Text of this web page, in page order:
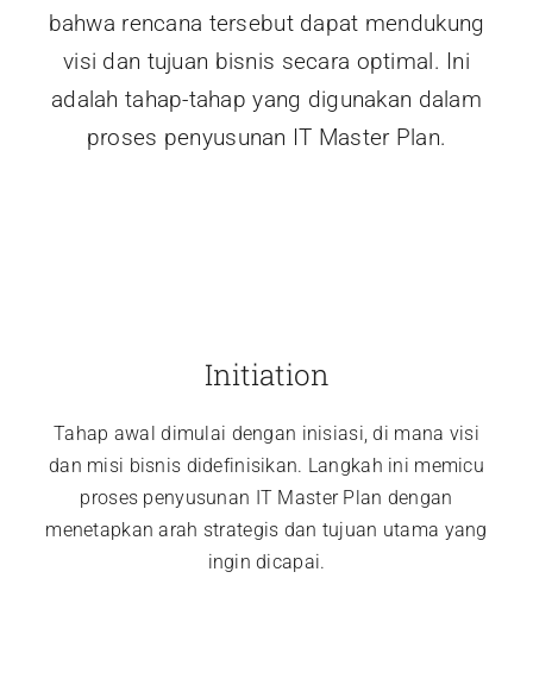
bahwa rencana tersebut dapat mendukung
visi dan tujuan bisnis secara optimal. Ini
adalah tahap-tahap yang digunakan dalam
proses penyusunan IT Master Plan.
Initiation
Tahap awal dimulai dengan inisiasi, di mana visi
dan misi bisnis didefinisikan. Langkah ini memicu
proses penyusunan IT Master Plan dengan
menetapkan arah strategis dan tujuan utama yang
ingin dicapai.